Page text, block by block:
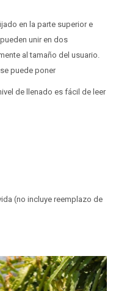
en la parte superior e
unir en dos
al tamaño del usuario.
puede poner
de llenado es fácil de leer
(no incluye reemplazo de